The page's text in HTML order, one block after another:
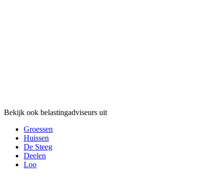
Bekijk ook belastingadviseurs uit
Groessen
Huissen
De Steeg
Deelen
Loo